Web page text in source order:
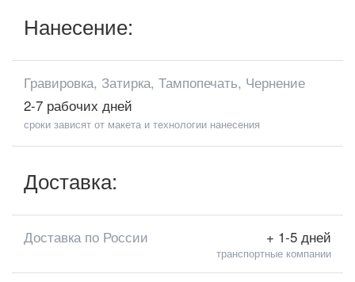
Нанесение:
Гравировка, Затирка, Тампопечать, Чернение
2-7 рабочих дней
сроки зависят от макета и технологии нанесения
Доставка:
Доставка по России + 1-5 дней
транспортные компании